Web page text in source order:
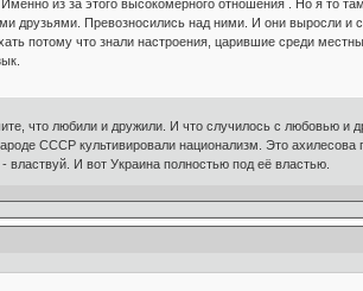
из за этого высокомерного отношения . Но я то
друзьями. Превозносились над ними. И они выросли и
потому что знали настроения, царившие среди
что любили и дружили. И что случилось с любовью и
СССР культивировали национализм. Это ахилесова
И вот Украина полностью под её властью.